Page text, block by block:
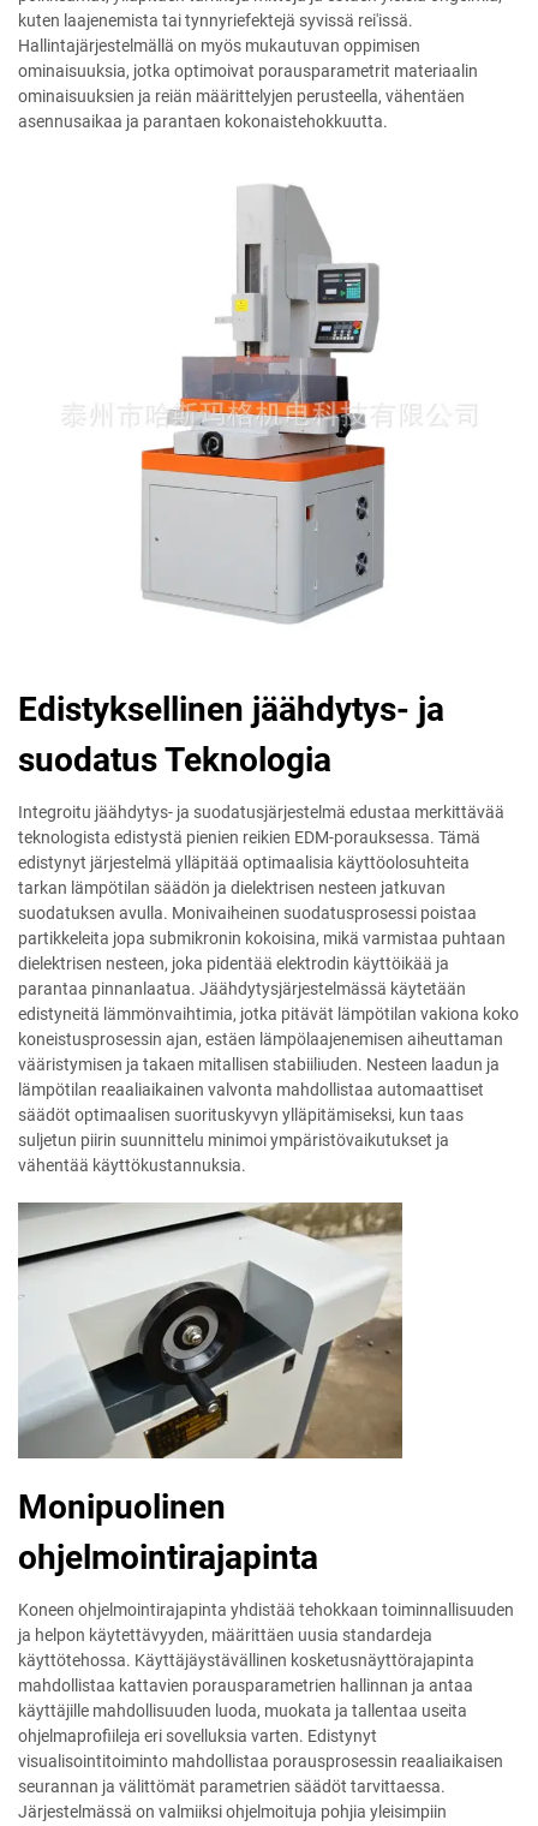
kuten laajenemista tai tynnyriefektejä syvissä rei'issä.
Hallintajärjestelmällä on myös mukautuvan oppimisen
ominaisuuksia, jotka optimoivat porausparametrit materiaalin
ominaisuuksien ja reiän määrittelyjen perusteella, vähentäen
asennusaikaa ja parantaen kokonaistehokkuutta.
Edistyksellinen jäähdytys- ja
suodatus Teknologia
Integroitu jäähdytys- ja suodatusjärjestelmä edustaa merkittävää
teknologista edistystä pienien reikien EDM-porauksessa. Tämä
edistynyt järjestelmä ylläpitää optimaalisia käyttöolosuhteita
tarkan lämpötilan säädön ja dielektrisen nesteen jatkuvan
suodatuksen avulla. Monivaiheinen suodatusprosessi poistaa
partikkeleita jopa submikronin kokoisina, mikä varmistaa puhtaan
dielektrisen nesteen, joka pidentää elektrodin käyttöikää ja
parantaa pinnanlaatua. Jäähdytysjärjestelmässä käytetään
edistyneitä lämmönvaihtimia, jotka pitävät lämpötilan vakiona koko
koneistusprosessin ajan, estäen lämpölaajenemisen aiheuttaman
vääristymisen ja takaen mitallisen stabiiliuden. Nesteen laadun ja
lämpötilan reaaliaikainen valvonta mahdollistaa automaattiset
säädöt optimaalisen suorituskyvyn ylläpitämiseksi, kun taas
suljetun piirin suunnittelu minimoi ympäristövaikutukset ja
vähentää käyttökustannuksia.
Monipuolinen
ohjelmointirajapinta
Koneen ohjelmointirajapinta yhdistää tehokkaan toiminnallisuuden
ja helpon käytettävyyden, määrittäen uusia standardeja
käyttötehossa. Käyttäjäystävällinen kosketusnäyttörajapinta
mahdollistaa kattavien porausparametrien hallinnan ja antaa
käyttäjille mahdollisuuden luoda, muokata ja tallentaa useita
ohjelmaprofiileja eri sovelluksia varten. Edistynyt
visualisointitoiminto mahdollistaa porausprosessin reaaliaikaisen
seurannan ja välittömät parametrien säädöt tarvittaessa.
Järjestelmässä on valmiiksi ohjelmoituja pohjia yleisimpiin